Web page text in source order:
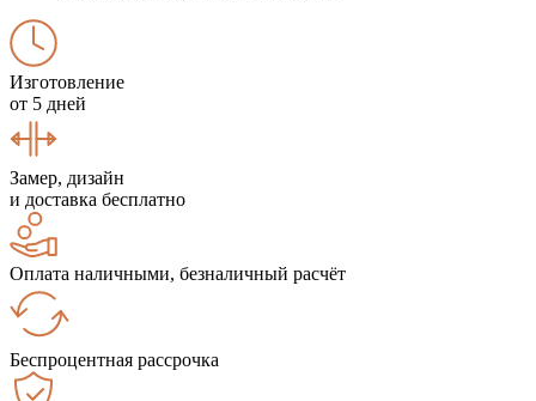
Изготовление
от 5 дней
Замер, дизайн
и доставка бесплатно
Оплата наличными, безналичный расчёт
Беспроцентная рассрочка